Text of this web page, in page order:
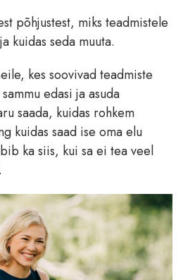
põhjustest, miks teadmistele
kuidas seda muuta.
kes soovivad teadmiste
edasi ja asuda
saada, kuidas rohkem
kuidas saad ise oma elu
ka siis, kui sa ei tea veel